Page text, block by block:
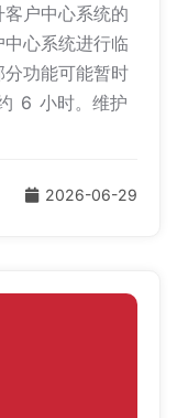
户中心系统的
心系统进行临
功能可能暂时
6 小时。维护
2026-06-29